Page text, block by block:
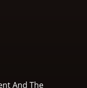
And The